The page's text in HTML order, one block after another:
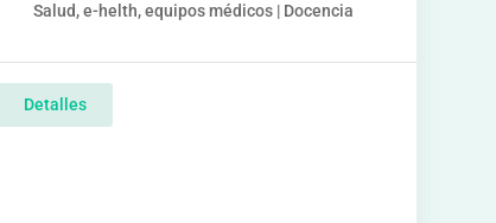
Salud, e-helth, equipos médicos | Docencia
Detalles